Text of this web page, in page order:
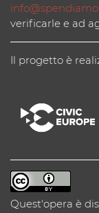
verificarle e ad
Il progetto è
Quest'opera è